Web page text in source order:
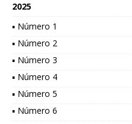
2025
▪ Número 1
▪ Número 2
▪ Número 3
▪ Número 4
▪ Número 5
▪ Número 6